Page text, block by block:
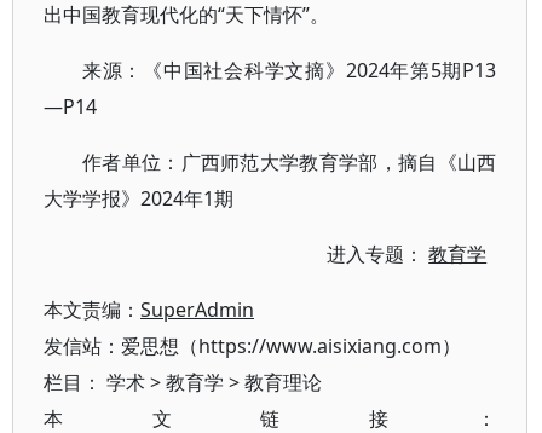
出中国教育现代化的“天下情怀”。
来源：《中国社会科学文摘》2024年第5期P13
—P14
作者单位：广西师范大学教育学部，摘自《山西
大学学报》2024年1期
进入专题：教育学
本文责编： SuperAdmin
发信站：爱思想（https://www.aisixiang.com）
栏目： 学术>教育学 >教育理论
本文链接：